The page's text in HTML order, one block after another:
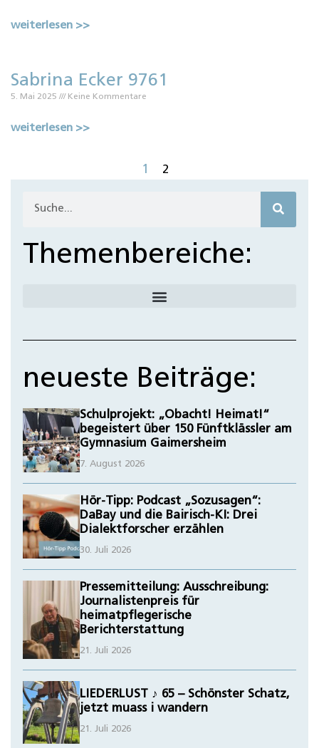
weiterlesen >>
Sabrina Ecker 9761
5. Mai 2025 Keine Kommentare
weiterlesen >>
1 2
Themenbereiche:
neueste Beiträge:
Schulprojekt: „Obacht! Heimat!“
begeistert über 150 Fünftklässler am
Gymnasium Gaimersheim
7. August 2026
Hör-Tipp: Podcast „Sozusagen“:
DaBay und die Bairisch-KI: Drei
Dialektforscher erzählen
30. Juli 2026
Pressemitteilung: Ausschreibung:
Journalistenpreis für
heimatpflegerische
Berichterstattung
21. Juli 2026
LIEDERLUST ♪ 65 – Schönster Schatz,
jetzt muass i wandern
21. Juli 2026